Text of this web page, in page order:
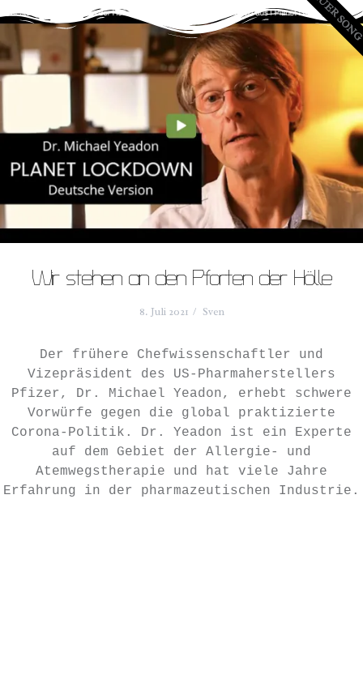
NEUER
Wir stehen an den Pforten der Hölle
8. Juli 2021 Sven
Der frühere Chefwissenschaftler und
Vizepräsident des US-Pharmaherstellers
Pfizer, Dr. Michael Yeadon, erhebt schwere
Vorwürfe gegen die global praktizierte
Corona-Politik. Dr. Yeadon ist ein Experte
auf dem Gebiet der Allergie- und
Atemwegstherapie und hat viele Jahre
Erfahrung in der pharmazeutischen Industrie.